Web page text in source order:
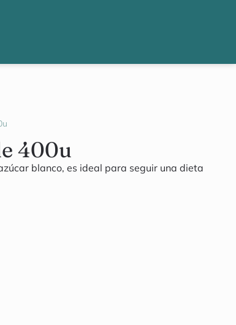
400u
blanco, es ideal para seguir una dieta